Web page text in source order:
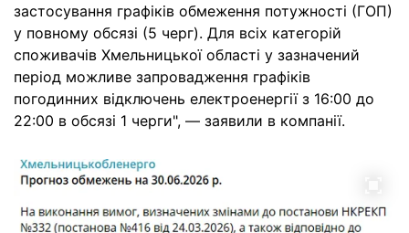
застосування графіків обмеження потужності (ГОП)
у повному обсязі (5 черг). Для всіх категорій
споживачів Хмельницької області у зазначений
період можливе запровадження графіків
погодинних відключень електроенергії з 16:00 до
22:00 в обсязі 1 черги", — заявили в компанії.